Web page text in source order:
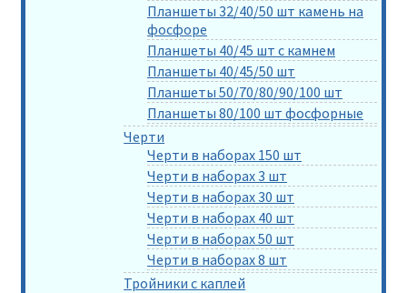
Планшеты 32/40/50 шт камень на
фосфоре
Планшеты 40/45 шт с камнем
Планшеты 40/45/50 шт
Планшеты 50/70/80/90/100 шт
Планшеты 80/100 шт фосфорные
Черти
Черти в наборах 150 шт
Черти в наборах 3 шт
Черти в наборах 30 шт
Черти в наборах 40 шт
Черти в наборах 50 шт
Черти в наборах 8 шт
Тройники с каплей